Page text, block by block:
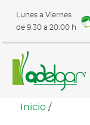
Lunes a Viernes
de 9:30 a 20:00 h
Inicio /